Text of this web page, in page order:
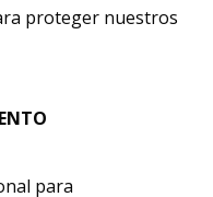
proteger nuestros
para